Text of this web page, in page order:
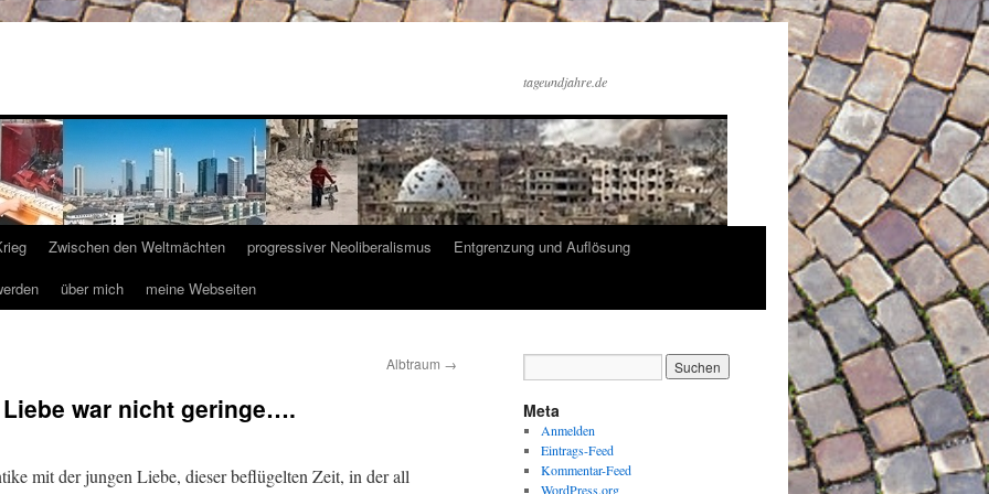
tageundjahre.de
Zwischen den Weltmächten progressiver Neoliberalismus
Entgrenzung und Auflösung
über mich meine Webseiten
Albtraum →
war nicht geringe….
mit der jungen Liebe, dieser beflügelten Zeit, in der all
Meta
Anmelden
Eintrags-Feed
Kommentar-Feed
WordPress.org